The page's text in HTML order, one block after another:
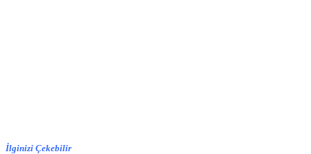
İlginizi Çekebilir